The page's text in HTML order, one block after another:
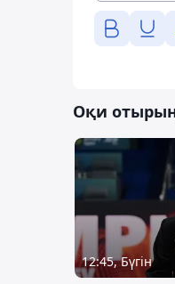
Оқи
12:45, Бүгін